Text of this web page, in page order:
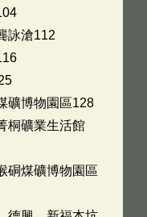
詠滄112
礦博物園區128
桐礦業生活館
硐煤礦博物園區